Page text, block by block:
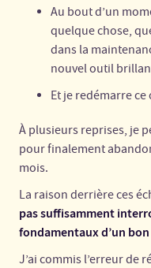
Au bout d’un
quelque chose,
dans la
nouvel outil
Et je redémarre
À plusieurs reprises, je
pour finalement
mois.
La raison derrière ces
pas suffisamment
fondamentaux d’un
J’ai commis l’erreur de